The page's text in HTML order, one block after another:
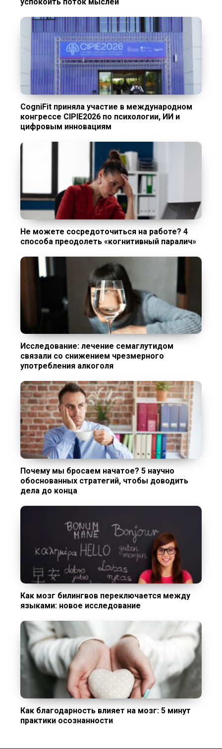
CogniFit приняла участие в международном
конгрессе CIPIE2026 по психологии, ИИ и
цифровым инновациям
Не можете сосредоточиться на работе? 4
способа преодолеть «когнитивный паралич»
Исследование: лечение семаглутидом
связали со снижением чрезмерного
употребления алкоголя
Почему мы бросаем начатое? 5 научно
обоснованных стратегий, чтобы доводить
дела до конца
Как мозг билингвов переключается между
языками: новое исследование
Как благодарность влияет на мозг: 5 минут
практики осознанности